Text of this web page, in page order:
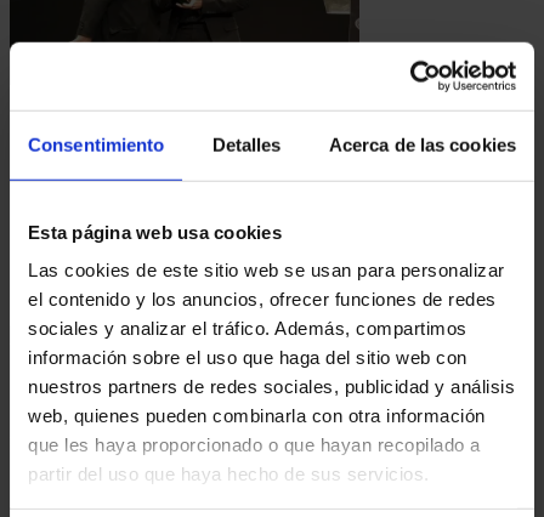
Consentimiento Detalles Acerca de las cookies
Esta página web usa cookies
Las cookies de este sitio web se usan para personalizar
el contenido y los anuncios, ofrecer funciones de redes
sociales y analizar el tráfico. Además, compartimos
información sobre el uso que haga del sitio web con
nuestros partners de redes sociales, publicidad y análisis
web, quienes pueden combinarla con otra información
que les haya proporcionado o que hayan recopilado a
partir del uso que haya hecho de sus servicios.
19.01.2025
ANTONIO DÍAZ, NOMBRADO ACADÉMICO DE HONOR POR LA ACADEMIA DE LAS ARTES
ESCÉNICAS DE ESPAÑA
Antonio Díaz, ha sido recientemente distinguido
las Artes Escénicas de España. Este
reconocimiento...